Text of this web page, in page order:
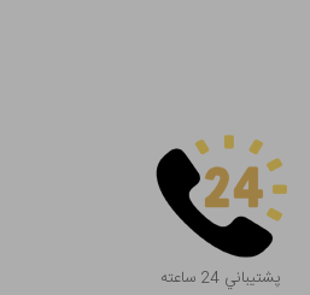
پشتيباني 24 ساعته